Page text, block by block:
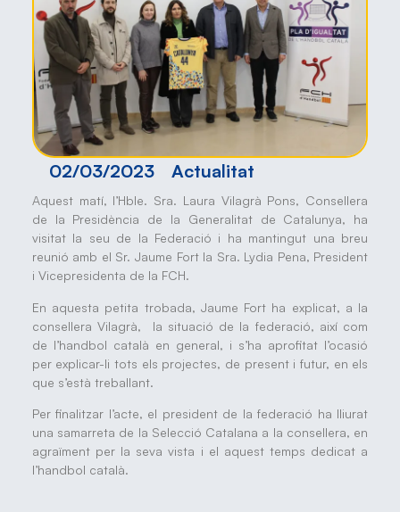
02/03/2023 Actualitat
Aquest matí, l’Hble. Sra. Laura Vilagrà Pons, Consellera
de la Presidència de la Generalitat de Catalunya, ha
visitat la seu de la Federació i ha mantingut una breu
reunió amb el Sr. Jaume Fort la Sra. Lydia Pena, President
i Vicepresidenta de la FCH.
En aquesta petita trobada, Jaume Fort ha explicat, a la
consellera Vilagrà, la situació de la federació, així com
de l’handbol català en general, i s’ha aprofitat l’ocasió
per explicar-li tots els projectes, de present i futur, en els
que s’està treballant.
Per finalitzar l’acte, el president de la federació ha lliurat
una samarreta de la Selecció Catalana a la consellera, en
agraïment per la seva vista i el aquest temps dedicat a
l’handbol català.